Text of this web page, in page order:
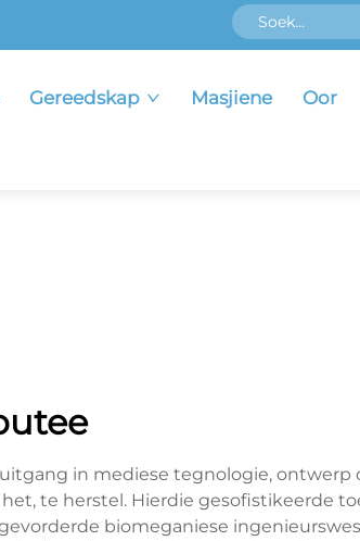
Gereedskap Masjiene Oor
in mediese tegnologie,
te herstel. Hierdie gesofistikeerde
biomeganiese